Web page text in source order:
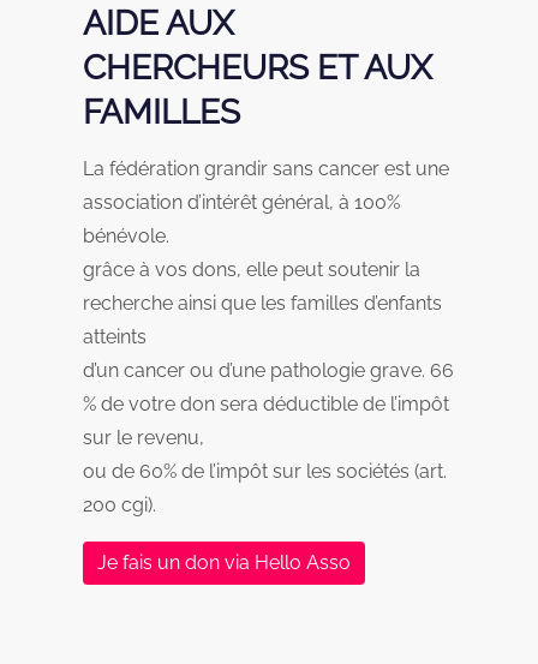
AIDE AUX
CHERCHEURS ET AUX
FAMILLES
La fédération grandir sans cancer est une
association d’intérêt général, à 100%
bénévole.
grâce à vos dons, elle peut soutenir la
recherche ainsi que les familles d’enfants
atteints
d’un cancer ou d’une pathologie grave. 66
% de votre don sera déductible de l’impôt
sur le revenu,
ou de 60% de l’impôt sur les sociétés (art.
200 cgi).
Je fais un don via Hello Asso